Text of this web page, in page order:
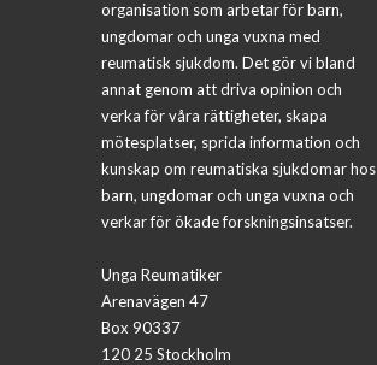
organisation som arbetar för barn,
ungdomar och unga vuxna med
reumatisk sjukdom. Det gör vi bland
annat genom att driva opinion och
verka för våra rättigheter, skapa
mötesplatser, sprida information och
kunskap om reumatiska sjukdomar hos
barn, ungdomar och unga vuxna och
verkar för ökade forskningsinsatser.
Unga Reumatiker
Arenavägen 47
Box 90337
120 25 Stockholm